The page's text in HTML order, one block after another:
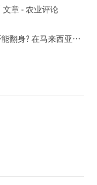
文章 - 农业评论
翻身? 在马来西亚…